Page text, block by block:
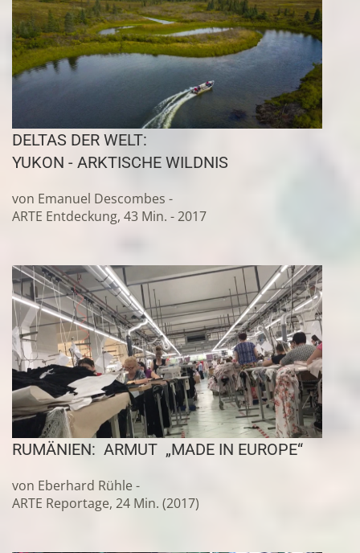
DELTAS DER WELT:
YUKON - ARKTISCHE WILDNIS
von Emanuel Descombes -
ARTE Entdeckung, 43 Min. - 2017
RUMÄNIEN: ARMUT „MADE IN EUROPE“
von Eberhard Rühle -
ARTE Reportage, 24 Min. (2017)